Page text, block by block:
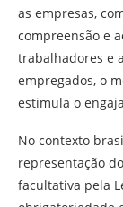
as empresas,
compreensão e
trabalhadores e
empregados, o
estimula o
No contexto
representação
facultativa pela